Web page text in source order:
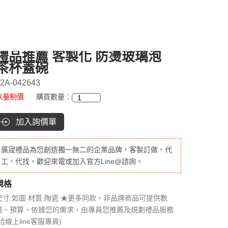
品推薦 客製化 防燙玻璃泡
杯蓋碗
042643
量制價 購買數量：
加入詢價單
廣宬禮品為您創造獨一無二的企業品牌，客製訂做、代
工、代找，歡迎來電或加入官方Line@諮詢。
格
寸:如圖 材質:陶瓷 ★更多同款，非品牌商品可提供數
、預算、依據您的需求，由專員您推薦及規劃禮品服務
線上line客服專員)